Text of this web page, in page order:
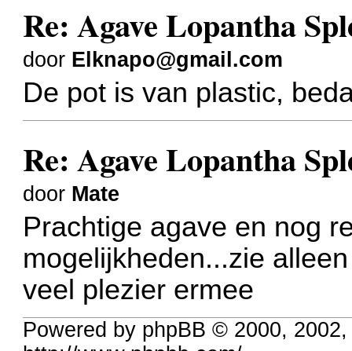
Re: Agave Lopantha
door Elknapo@gmail.com
De pot is van plastic,
Re: Agave Lopantha
door Mate
Prachtige agave en nog
mogelijkheden...zie
veel plezier ermee
Powered by phpBB © 2000,